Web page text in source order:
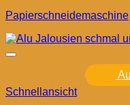
Papierschneidemaschine
Schnellansicht